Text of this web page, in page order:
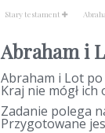
Stary testament
Abraham i
Abraham i Lot
Kraj nie mógł
Zadanie polega
Przygotowane